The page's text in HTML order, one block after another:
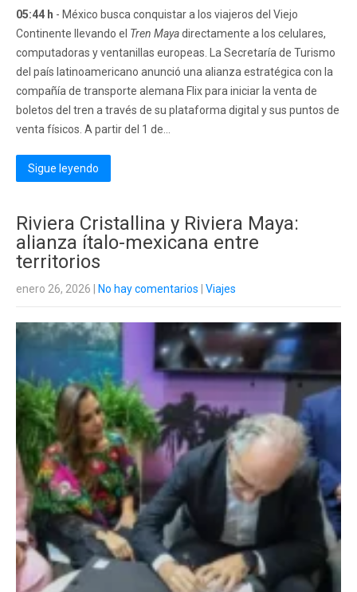
05:44 h - México busca conquistar a los viajeros del Viejo
Continente llevando el Tren Mayadirectamente a los celulares,
computadoras y ventanillas europeas. La Secretaría de Turismo
del país latinoamericano anunció una alianza estratégica con la
compañía de transporte alemana Flix para iniciar la venta de
boletos del tren a través de su plataforma digital y sus puntos de
venta físicos. A partir del 1 de...
Sigue leyendo
Riviera Cristallina y Riviera Maya:
alianza ítalo-mexicana entre
territorios
enero 26, 2026 No hay comentarios Viajes